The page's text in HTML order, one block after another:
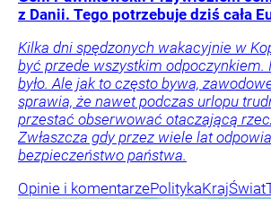
z Danii. Tego potrzebuje dziś cała
Kilka dni spędzonych wakacyjnie w
być przede wszystkim odpoczynkiem.
było. Ale jak to często bywa,
sprawia, że nawet podczas urlopu
przestać obserwować otaczającą
Zwłaszcza gdy przez wiele lat
bezpieczeństwo państwa.
Opinie i komentarzePolitykaKrajŚwiat